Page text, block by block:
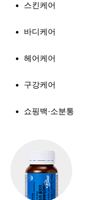
스킨케어
바디케어
헤어케어
구강케어
쇼핑백·소분통